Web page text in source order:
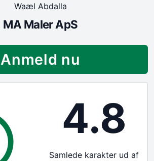
Waæl Abdalla
MA Maler ApS
Anmeld nu
4.8
Samlede karakter ud af